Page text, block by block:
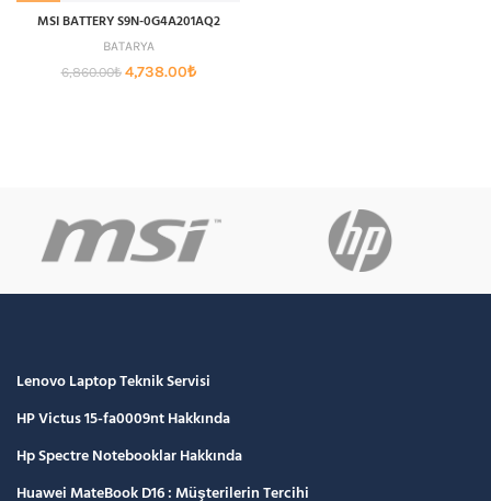
MSI BATTERY S9N-0G4A201AQ2
BATARYA
6,860.00₺ Orijinal
4,738.00₺Şu
Lenovo Laptop Teknik Servisi
HP Victus 15-fa0009nt Hakkında
Hp Spectre Notebooklar Hakkında
Huawei MateBook D16 : Müşterilerin Tercihi